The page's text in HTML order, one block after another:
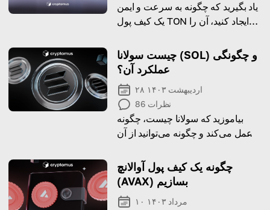
یاد بگیرید که چگونه به سرعت و ایمن
یک کیف پول TON ایجاد کنید، آن را
دیجیتال استفاده کنید.
چیست سولانا (SOL) و چگونگی
عملکرد آن؟
۲۸ اردیبهشت ۱۴۰۳
86 نظرات
بیاموزید که سولانا چیست، چگونه
عمل می‌کند و چگونه می‌توانید از آن
چگونه یک کیف پول آوالانچ
(AVAX) بسازیم
۱۰ مرداد ۱۴۰۳